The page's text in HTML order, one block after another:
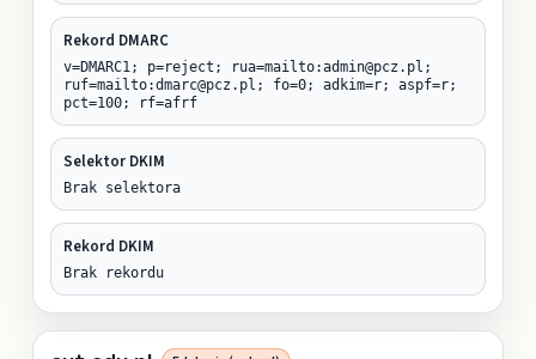
Rekord DMARC
v=DMARC1; p=reject; rua=mailto:admin@pcz.pl;
ruf=mailto:dmarc@pcz.pl; fo=0; adkim=r; aspf=r;
pct=100; rf=afrf
Selektor DKIM
Brak selektora
Rekord DKIM
Brak rekordu